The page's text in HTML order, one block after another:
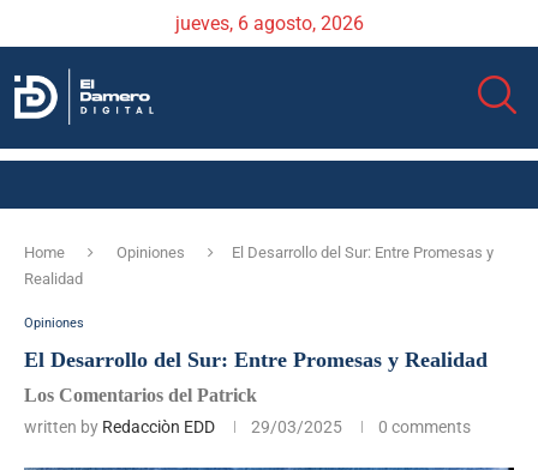
jueves, 6 agosto, 2026
Home Opiniones
El Desarrollo del Sur: Entre Promesas y
Realidad
Opiniones
El Desarrollo del Sur: Entre Promesas y Realidad
Los Comentarios del Patrick
written by Redacciòn EDD 29/03/2025 0 comments